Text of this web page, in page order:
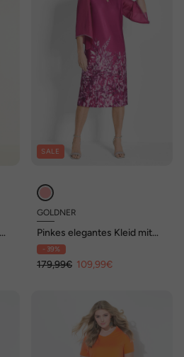
SALE
GOLDNER
Pinkes elegantes Kleid mit
3/4-Arm aus Chiffon
- 39%
179,99€ 109,99€